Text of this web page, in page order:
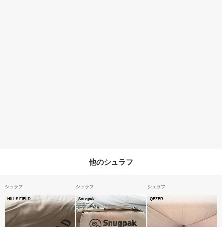
他のシュラフ
シュラフ
HILLS FIELD
シュラフ
Snugpak
シュラフ
QEZER